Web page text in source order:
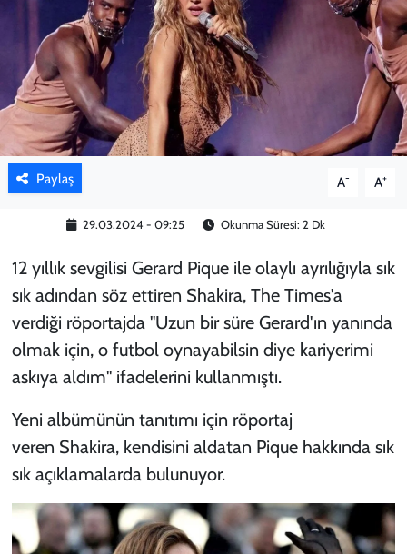
Paylaş A- A+
29.03.2024 - 09:25 Okunma Süresi: 2 Dk
12 yıllık sevgilisi Gerard Pique ile olaylı ayrılığıyla sık
sık adından söz ettiren Shakira, The Times'a
verdiği röportajda "Uzun bir süre Gerard'ın yanında
olmak için, o futbol oynayabilsin diye kariyerimi
askıya aldım" ifadelerini kullanmıştı.
Yeni albümünün tanıtımı için röportaj
veren Shakira, kendisini aldatan Pique hakkında sık
sık açıklamalarda bulunuyor.
KADIN
YAZARLAR